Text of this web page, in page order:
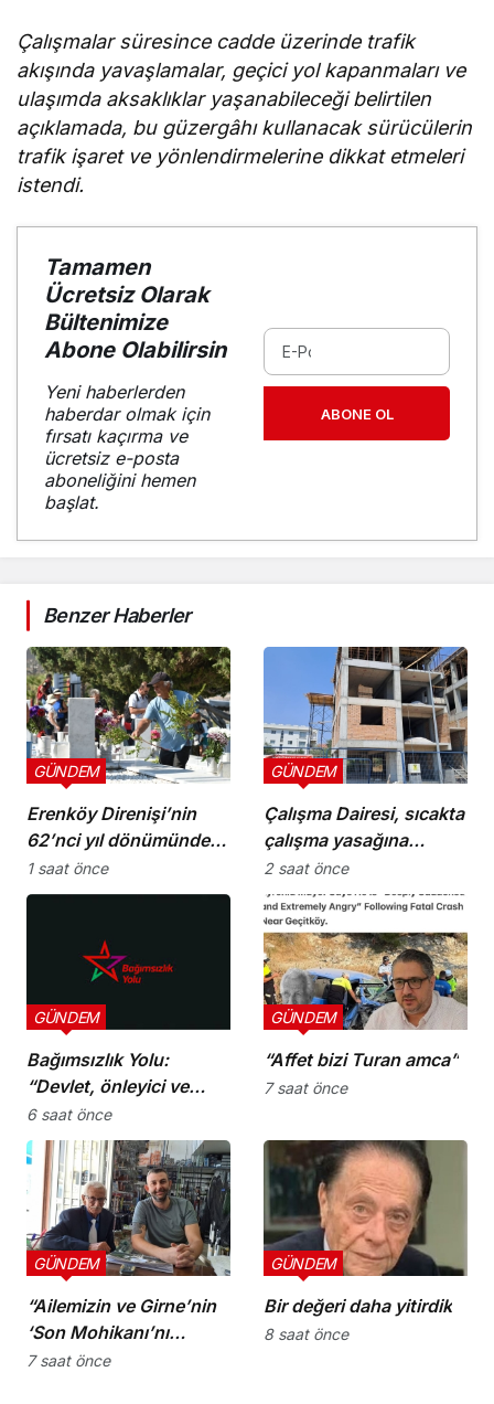
Çalışmalar süresince cadde üzerinde trafik
akışında yavaşlamalar, geçici yol kapanmaları ve
ulaşımda aksaklıklar yaşanabileceği belirtilen
açıklamada, bu güzergâhı kullanacak sürücülerin
trafik işaret ve yönlendirmelerine dikkat etmeleri
istendi.
Tamamen
Ücretsiz Olarak
Bültenimize
Abone Olabilirsin
Yeni haberlerden
haberdar olmak için
fırsatı kaçırma ve
ücretsiz e-posta
aboneliğini hemen
başlat.
ABONE OL
Benzer Haberler
Erenköy Direnişi’nin
62’nci yıl dönümünde
şehitler törenle anıldı
GÜNDEM
1 saat önce
Çalışma Dairesi, sıcakta
çalışma yasağına
uymayan 19 iş yerine
uyarı verdi
GÜNDEM
2 saat önce
Bağımsızlık Yolu:
“Devlet, önleyici ve
koruyucu
sorumluluklarını yerine
getirmeli”
GÜNDEM
6 saat önce
“Affet bizi Turan amca”
GÜNDEM
7 saat önce
“Ailemizin ve Girne’nin
‘Son Mohikanı’nı
kaybettik”
GÜNDEM
7 saat önce
Bir değeri daha yitirdik
GÜNDEM
8 saat önce